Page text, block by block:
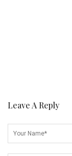
Leave A Reply